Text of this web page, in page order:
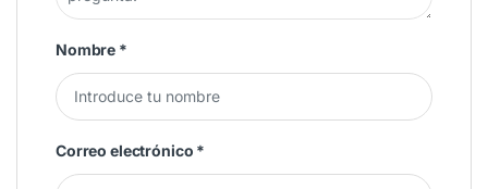
Nombre *
Correo electrónico *